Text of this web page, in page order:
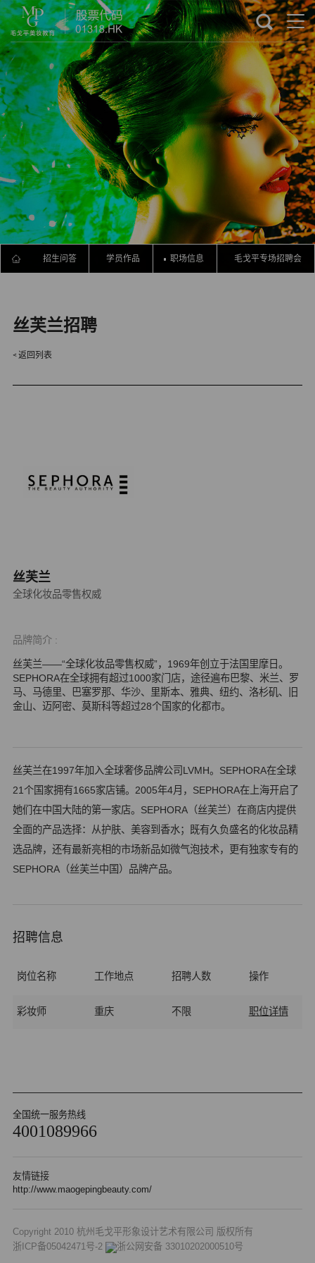
程 招生问答 学员作品 职场信息 毛戈平专场招聘会
丝芙兰招聘
返回列表
丝芙兰
全球化妆品零售权威
品牌简介 :
丝芙兰——“全球化妆品零售权威”，1969年创立于法国里摩日。
SEPHORA在全球拥有超过1000家门店，途径遍布巴黎、米兰、罗
马、马德里、巴塞罗那、华沙、里斯本、雅典、纽约、洛杉矶、旧
金山、迈阿密、莫斯科等超过28个国家的化都市。
丝芙兰在1997年加入全球奢侈品牌公司LVMH。SEPHORA在全球
21个国家拥有1665家店铺。2005年4月，SEPHORA在上海开启了
她们在中国大陆的第一家店。SEPHORA（丝芙兰）在商店内提供
全面的产品选择：从护肤、美容到香水；既有久负盛名的化妆品精
选品牌，还有最新亮相的市场新品如微气泡技术，更有独家专有的
SEPHORA（丝芙兰中国）品牌产品。
招聘信息
岗位名称 工作地点 招聘人数 操作
彩妆师 重庆 不限 职位详情
全国统一服务热线
4001089966
友情链接
http://www.maogepingbeauty.com/
Copyright 2010 杭州毛戈平形象设计艺术有限公司 版权所有
浙ICP备05042471号-2
浙公网安备 33010202000510号